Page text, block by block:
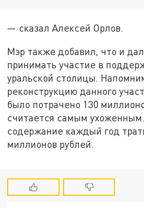
— сказал Алексей Орлов.
Мэр также добавил, что и
принимать участие в
уральской столицы.
реконструкцию данного
было потрачено 130
считается самым
содержание каждый год
миллионов рублей.